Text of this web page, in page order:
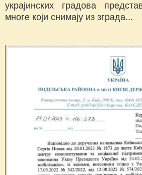
украјинских градова
многе који снимају из зграда...